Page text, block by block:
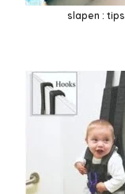
slapen : tips